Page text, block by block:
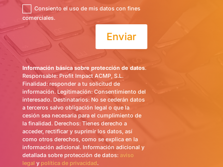
Consiento el uso de mis datos con fines
comerciales.
Enviar
Información básica sobre protección de datos.
Responsable: Profit Impact ACMP, S.L.
Finalidad: responder a tu solicitud de
información. Legitimación: Consentimiento del
interesado. Destinatarios: No se cederán datos
a terceros salvo obligación legal o que la
cesión sea necesaria para el cumplimiento de
la finalidad. Derechos: Tienes derecho a
acceder, rectificar y suprimir los datos, así
como otros derechos, como se explica en la
información adicional. Información adicional y
detallada sobre protección de datos: aviso
legal y política de privacidad.